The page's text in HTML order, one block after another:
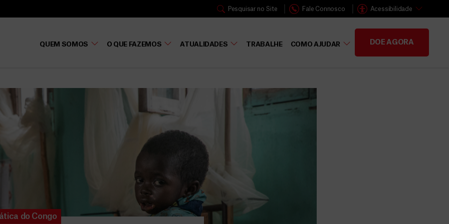
Pesquisar no Site Fale Connosco Acessibilidade
QUEM SOMOS O QUE FAZEMOS ATUALIDADES TRABALHE COMO AJUDAR DOE AGORA
do Congo